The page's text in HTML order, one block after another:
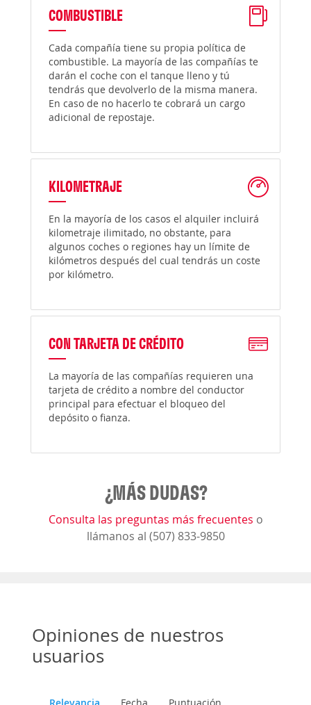
COMBUSTIBLE
Cada compañía tiene su propia política de
combustible. La mayoría de las compañías te
darán el coche con el tanque lleno y tú
tendrás que devolverlo de la misma manera.
En caso de no hacerlo te cobrará un cargo
adicional de repostaje.
KILOMETRAJE
En la mayoría de los casos el alquiler incluirá
kilometraje ilimitado, no obstante, para
algunos coches o regiones hay un límite de
kilómetros después del cual tendrás un coste
por kilómetro.
CON TARJETA DE CRÉDITO
La mayoría de las compañías requieren una
tarjeta de crédito a nombre del conductor
principal para efectuar el bloqueo del
depósito o fianza.
¿MÁS DUDAS?
Consulta las preguntas más frecuentes o
llámanos al (507) 833-9850
Opiniones de nuestros
usuarios